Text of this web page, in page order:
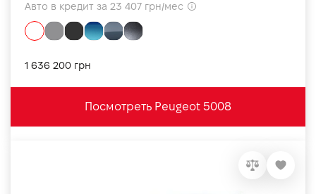
Авто в кредит за 23 407 грн/мес
1 636 200 грн
Посмотреть Peugeot 5008